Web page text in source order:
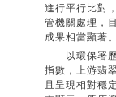
進行平行比對
管機關處理，
成果相當顯著
以環保署歷
指數，上游翡
且呈現相對穩